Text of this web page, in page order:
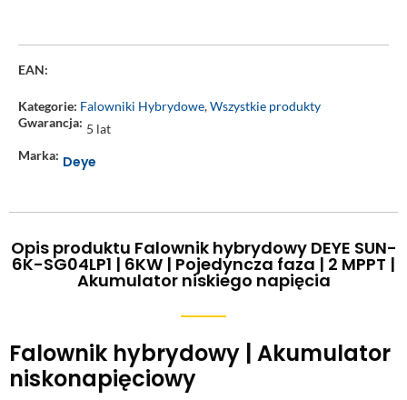
EAN:
Kategorie: Falowniki Hybrydowe,Wszystkie produkty
Gwarancja: 5 lat
Marka: Deye
Opis produktu Falownik hybrydowy DEYE SUN-
6K-SG04LP1 | 6KW | Pojedyncza faza | 2 MPPT |
Akumulator niskiego napięcia
Falownik hybrydowy | Akumulator
niskonapięciowy